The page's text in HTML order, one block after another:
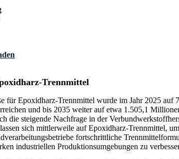
Trennmittel
für Epoxidharz-Trennmittel wurde im Jahr 2025
und bis 2035 weiter auf etwa 1.505,1
die steigende Nachfrage in der
sich mittlerweile auf Epoxidharz-Trennmittel,
fortschrittliche
industriellen Produktionsumgebungen zu